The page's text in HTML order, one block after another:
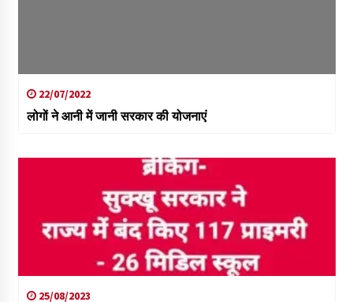
22/07/2022
लोगों ने आनी में जानी सरकार की योजनाएं
25/08/2023